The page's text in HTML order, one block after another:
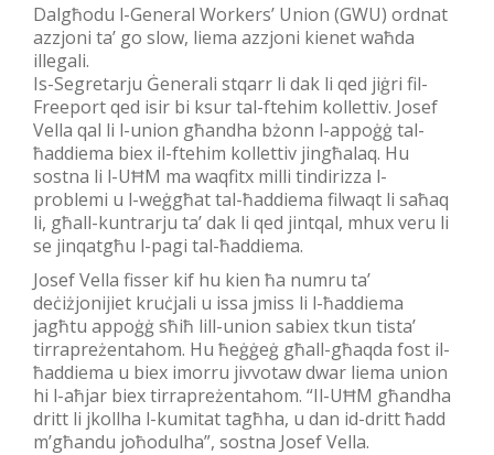
Dalgħodu l-General Workers’ Union (GWU) ordnat
azzjoni ta’ go slow, liema azzjoni kienet waħda
illegali.
Is-Segretarju Ġenerali stqarr li dak li qed jiġri fil-
Freeport qed isir bi ksur tal-ftehim kollettiv. Josef
Vella qal li l-union għandha bżonn l-appoġġ tal-
ħaddiema biex il-ftehim kollettiv jingħalaq. Hu
sostna li l-UĦM ma waqfitx milli tindirizza l-
problemi u l-weġgħat tal-ħaddiema filwaqt li saħaq
li, għall-kuntrarju ta’ dak li qed jintqal, mhux veru li
se jinqatgħu l-pagi tal-ħaddiema.
Josef Vella fisser kif hu kien ħa numru ta’
deċiżjonijiet kruċjali u issa jmiss li l-ħaddiema
jagħtu appoġġ sħiħ lill-union sabiex tkun tista’
tirrapreżentahom. Hu ħeġġeġ għall-għaqda fost il-
ħaddiema u biex imorru jivvotaw dwar liema union
hi l-aħjar biex tirrapreżentahom. “Il-UĦM għandha
dritt li jkollha l-kumitat tagħha, u dan id-dritt ħadd
m’għandu joħodulha”, sostna Josef Vella.